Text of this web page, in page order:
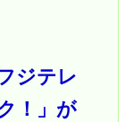
ジテレ
！」が